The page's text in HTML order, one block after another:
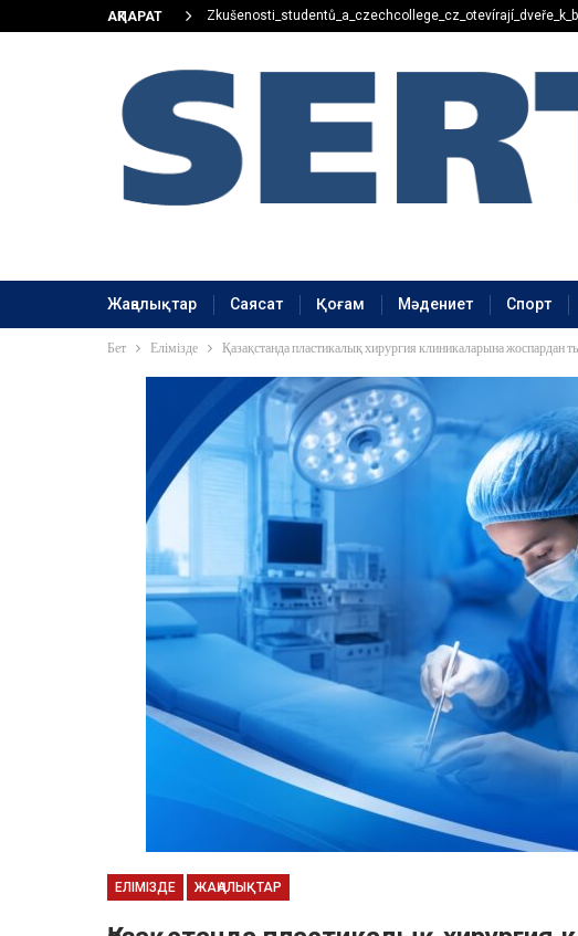
АҚПАРАТ
Жаңалықтар Саясат Қоғам Мәдениет Спорт
Бет Елімізде Қазақстанда пластикалық хирургия клиникаларына жоспардан
ЕЛІМІЗДЕ ЖАҢАЛЫҚТАР